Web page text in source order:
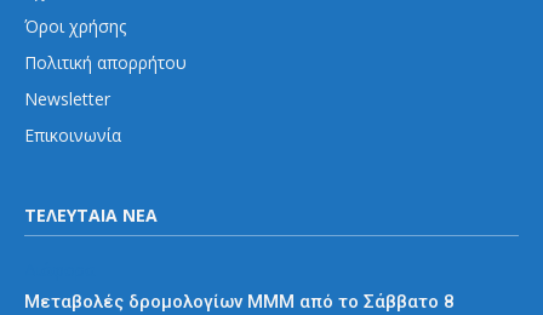
Όροι χρήσης
Πολιτική απορρήτου
Newsletter
Επικοινωνία
ΤΕΛΕΥΤΑΙΑ ΝΕΑ
Μεταβολές δρομολογίων ΜΜΜ από το Σάββατο 8